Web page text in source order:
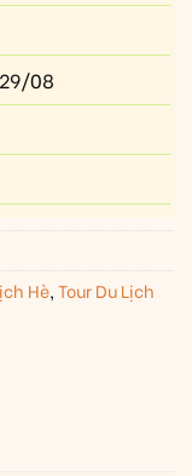
08
Hè,Tour Du Lịch